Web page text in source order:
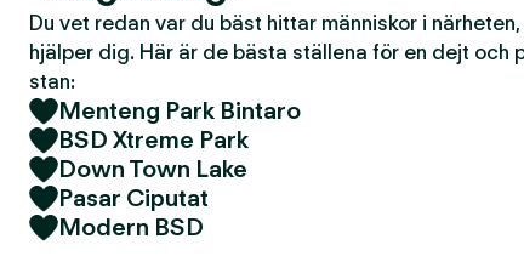
Du vet redan var du bäst hittar människor i
hjälper dig. Här är de bästa ställena för en dejt och
stan:
Menteng Park Bintaro
BSD Xtreme Park
Down Town Lake
Pasar Ciputat
Modern BSD